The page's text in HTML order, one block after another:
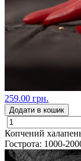
259.00 грн.
Додати в кошик
Копчений
Гострота: 1000-